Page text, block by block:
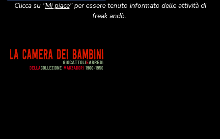
Clicca su "Mi piace" per essere tenuto informato delle attività di
freak andò.
Image